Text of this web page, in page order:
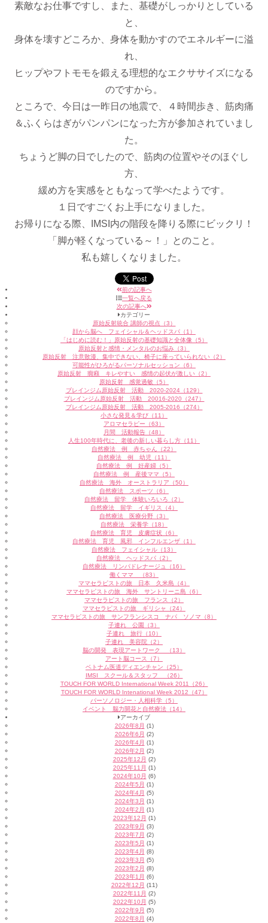
素敵なお仕事ですし、また、基礎がしっかりとしている
と、
身体を壊すどころか、身体を動かすのでエネルギーに溢
れ、
ヒップやフトモモを鍛える理想的なエクササイズになる
のですから。
ところで、今日は一昨日の地震で、４時間歩き、筋肉痛
＆ふくらはぎがパンパンになった方が参加されていまし
た。
ちょうど脚の日でしたので、筋肉の位置やそのほぐし
方、
緩め方を実感をともなって学べたようです。
１日ですごくお上手になりました。
お帰りになる際、IMSI内の階段を降りる際にビックリ！
「脚が軽くなっている～！」とのこと。
私も嬉しくなりました。
前の記事へ
一覧へ戻る
次の記事へ
カテゴリー
原始反射統合 講師の視点（3）
顔から脳へ フェイシャル＆ヘッドスパ（1）
「はじめに読む！」原始反射の基礎知識と全体像（5）
原始反射と感情・メンタルのお悩み（3）
原始反射 注意散漫、集中できない、椅子に座っていられない（2）
可能性がひろがるパーソナルセッション（6）
原始反射 癇癪 キレやすい 感情の起伏が激しい（2）
原始反射 感覚過敏（5）
ブレインジム原始反射 活動 2020-2024（129）
ブレインジム原始反射 活動 20016-2020（247）
ブレインジム原始反射 活動 2005-2016（274）
小さな発見＆学び（11）
アロマセラピー（63）
月間 活動報告（48）
人生100年時代に、老後の新しい暮らし方（11）
自然療法 例 赤ちゃん（22）
自然療法 例 幼児（11）
自然療法 例 妊産婦（5）
自然療法 例 産後ママ（5）
自然療法 海外 オーストラリア（50）
自然療法 スポーツ（6）
自然療法 留学 体験いろいろ（2）
自然療法 留学 イギリス（4）
自然療法 医療分野（3）
自然療法 栄養学（18）
自然療法 育児 皮膚症状（6）
自然療法 育児 風邪 インフルエンザ（1）
自然療法 フェイシャル（13）
自然療法 ヘッドスパ（2）
自然療法 リンパドレナージュ（16）
働くママ （83）
ママセラピストの旅 日本 久米島（4）
ママセラピストの旅 海外 サントリーニ島（6）
ママセラピストの旅 フランス（2）
ママセラピストの旅 ギリシャ（24）
ママセラピストの旅 サンフランシスコ ナパ ソノマ（8）
子連れ 公園（3）
子連れ 旅行（10）
子連れ 美容院（2）
脳の開発 表現アートワーク （13）
アート脳コース（7）
ベトナム医道ディエンチャン（25）
IMSI スクール＆スタッフ （26）
TOUCH FOR WORLD International Week 2011（26）
TOUCH FOR WORLD Intenational Week 2012（47）
パーソノロジー・人相科学（5）
イベント 脳力開花と自然療法（14）
アーカイブ
2026年8月 (1)
2026年6月 (2)
2026年4月 (1)
2026年2月 (2)
2025年12月 (2)
2025年11月 (1)
2024年10月 (6)
2024年5月 (1)
2024年4月 (5)
2024年3月 (1)
2024年2月 (1)
2023年12月 (1)
2023年9月 (3)
2023年7月 (2)
2023年5月 (1)
2023年4月 (8)
2023年3月 (5)
2023年2月 (8)
2023年1月 (6)
2022年12月 (11)
2022年11月 (2)
2022年10月 (5)
2022年9月 (5)
2022年8月 (4)